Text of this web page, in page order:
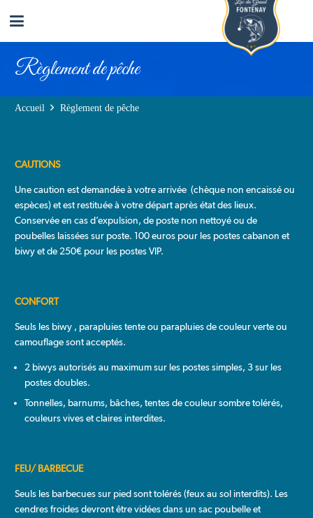
Règlement de pêche
Accueil Règlement de pêche
CAUTIONS
Une caution est demandée à votre arrivée (chèque non encaissé ou
espèces) et est restituée à votre départ après état des lieux.
Conservée en cas d’expulsion, de poste non nettoyé ou de
poubelles laissées sur poste. 100 euros pour les postes cabanon et
biwy et de 250€ pour les postes VIP.
CONFORT
Seuls les biwy , parapluies tente ou parapluies de couleur verte ou
camouflage sont acceptés.
2 biwys autorisés au maximum sur les postes simples, 3 sur les
postes doubles.
Tonnelles, barnums, bâches, tentes de couleur sombre tolérés,
couleurs vives et claires interdites.
FEU/ BARBECUE
Seuls les barbecues sur pied sont tolérés (feux au sol interdits). Les
cendres froides devront être vidées dans un sac poubelle et